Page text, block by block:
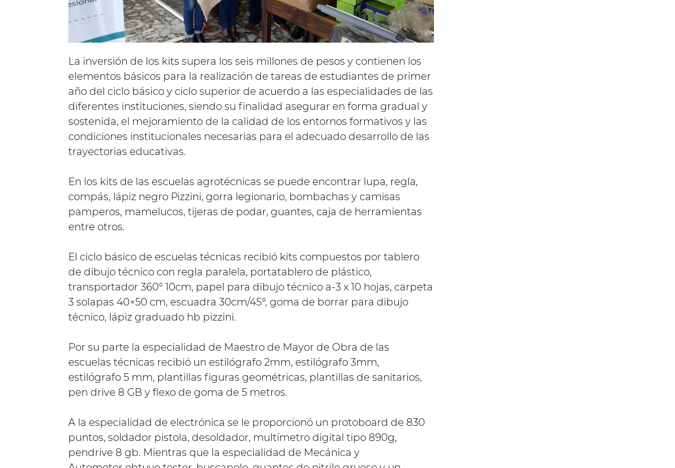
La inversión de los kits supera los seis millones de pesos y contienen los
elementos básicos para la realización de tareas de estudiantes de primer
año del ciclo básico y ciclo superior de acuerdo a las especialidades de las
diferentes instituciones, siendo su finalidad asegurar en forma gradual y
sostenida, el mejoramiento de la calidad de los entornos formativos y las
condiciones institucionales necesarias para el adecuado desarrollo de las
trayectorias educativas.
En los kits de las escuelas agrotécnicas se puede encontrar lupa, regla,
compás, lápiz negro Pizzini, gorra legionario, bombachas y camisas
pamperos, mamelucos, tijeras de podar, guantes, caja de herramientas
entre otros.
El ciclo básico de escuelas técnicas recibió kits compuestos por tablero
de dibujo técnico con regla paralela, portatablero de plástico,
transportador 360° 10cm, papel para dibujo técnico a-3 x 10 hojas, carpeta
3 solapas 40×50 cm, escuadra 30cm/45°, goma de borrar para dibujo
técnico, lápiz graduado hb pizzini.
Por su parte la especialidad de Maestro de Mayor de Obra de las
escuelas técnicas recibió un estilógrafo 2mm, estilógrafo 3mm,
estilógrafo 5 mm, plantillas figuras geométricas, plantillas de sanitarios,
pen drive 8 GB y flexo de goma de 5 metros.
A la especialidad de electrónica se le proporcionó un protoboard de 830
puntos, soldador pistola, desoldador, multímetro digital tipo 890g,
pendrive 8 gb. Mientras que la especialidad de Mecánica y